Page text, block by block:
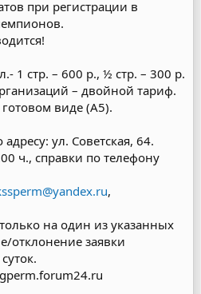
при регистрации в
1 стр. – 600 р., ½ стр. – 300 р.
– двойной тариф.
виде (А5).
ул. Советская, 64.
ч., справки по телефону
,
на один из указанных
отклонение заявки